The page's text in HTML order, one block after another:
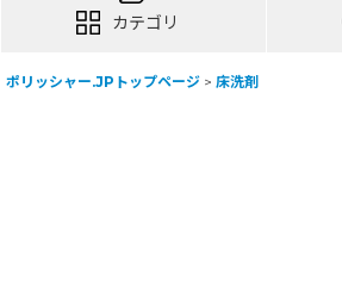
カテゴリ
ポリッシャー.JPトップページ > 床洗剤